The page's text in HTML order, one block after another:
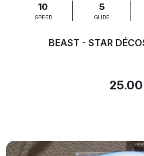
10
SPEED
5
GLIDE
BEAST - STAR